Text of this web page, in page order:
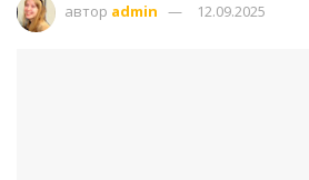
автор admin 12.09.2025